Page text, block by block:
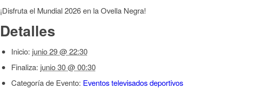
¡Disfruta el Mundial 2026 en la Ovella Negra!
Detalles
Inicio: junio 29 @ 22:30
Finaliza: junio 30 @ 00:30
Categoría de Evento: Eventos televisados deportivos